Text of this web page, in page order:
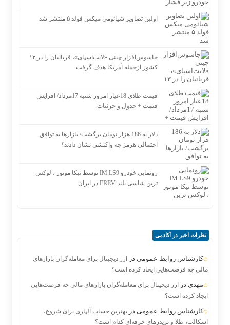
اولین تصاویر شیائومی میکس فولد ۵ منتشر شد
جاسوس‌افزار چینی «لایت‌اسپای»، قربانیان را در ۱۳
کشور ازجمله آمریکا هدف گرفت
قیمت طلای 18عیار امروز شنبه 17مرداد/ افزایش
قیمت + جدول و جزئیات
دلار به 186 هزار تومان برگشت/ بازارها به توافق
احتمالی هرمز چه واکنشی نشان دادند؟
رونمایی خودرو IM LS9 توسط نیکا موتور ، لوکس
ترین شاسی بلند EREV در ایران
نظرات اخیر در آکادمی
کارشناس روابط عمومی در
ارز دیجیتال برای معامله‌گران بازارهای
مالی چه فرصت‌هایی ایجاد کرده است؟
مهدی در
ارز دیجیتال برای معامله‌گران بازارهای مالی چه فرصت‌هایی
ایجاد کرده است؟
کارشناس روابط عمومی در بهترین حساب آلپاری برای شروع،
اسکالپ، طلا و تریدرهای حرفه‌ای کدام است؟